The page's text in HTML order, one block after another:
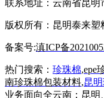
联系地址：云南省昆
版权所有：昆明泰来塑
备案号:滇ICP备
热门搜索： 珍珠棉,epe
南珍珠棉包装材料,昆
业务面向全云南：昆